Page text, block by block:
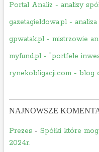
Portal Analiz - analizy
gazetagieldowa.pl -
gpwatak.pl - mistrzowie
myfund.pl - "portfele
rynekobligacji.com - blog
NAJNOWSZE
Prezes - Spółki które
2024r.